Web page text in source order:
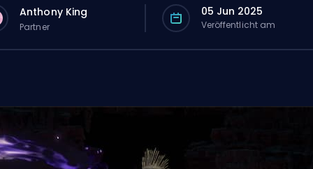
Anthony King
Partner
05 Jun 2025
Veröffentlicht am